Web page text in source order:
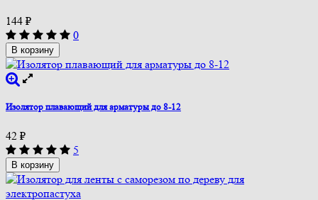
144 ₽
0
В корзину
Изолятор плавающий для арматуры до 8-12
42 ₽
5
В корзину